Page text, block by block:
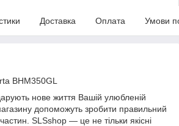
Доставка Оплата Умови
BHM350GL
нове життя Вашій улюбленій
допоможуть зробити правильний
SLSshop — це не тільки якісні